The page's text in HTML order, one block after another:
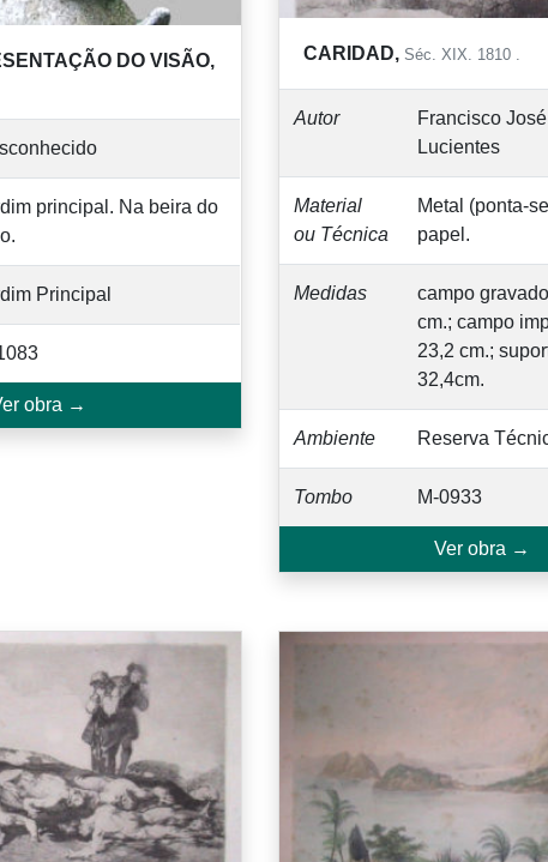
DO VISÃO,
principal. Na beira do
Principal
obra →
CARIDAD, Séc. XIX. 1810 .
Autor
Francisco
Lucientes
Material
ou Técnica
Metal (ponta-
papel.
Medidas
campo
cm.; campo
23,2 cm.;
32,4cm.
Ambiente Reserva
Tombo M-0933
Ver obra →